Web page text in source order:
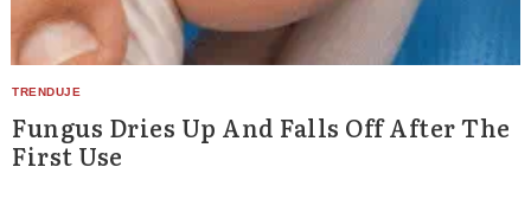
Fungus Dries Up And Falls Off After The
First Use